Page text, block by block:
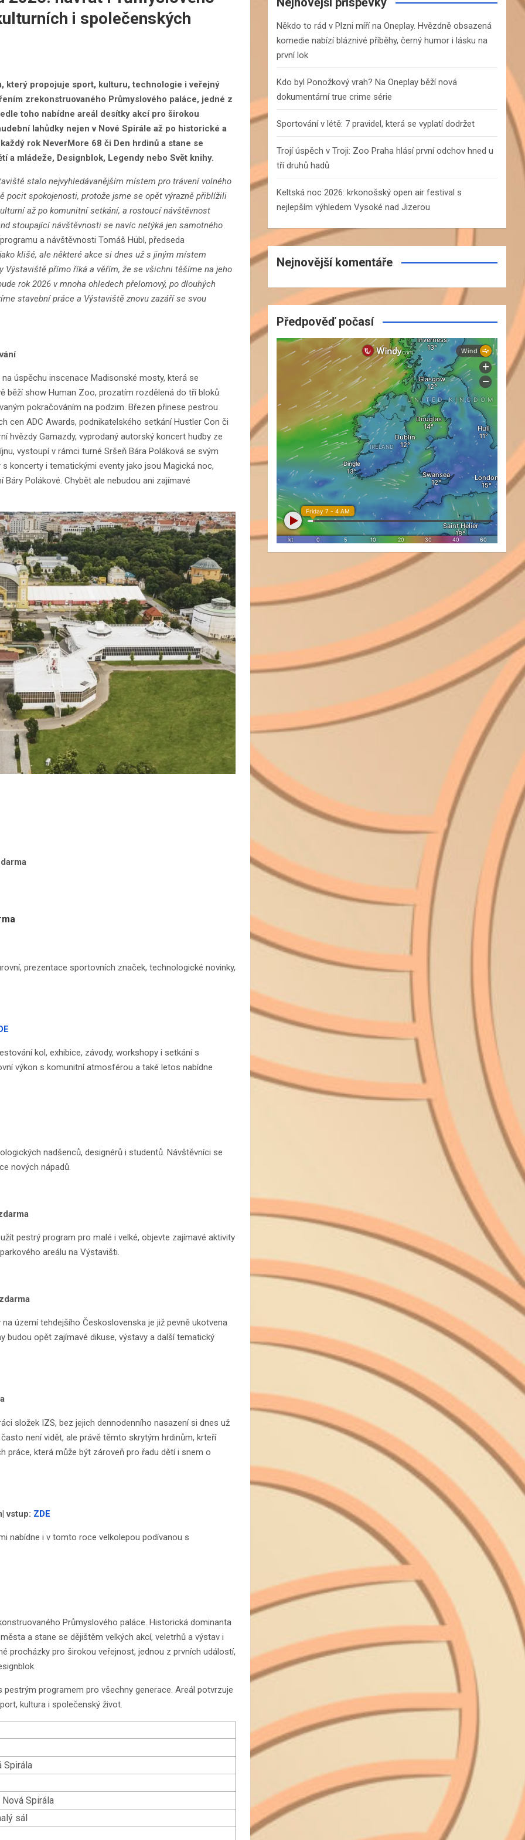
i společenských
který propojuje sport, kulturu, technologie i veřejný
zrekonstruovaného Průmyslového paláce, jedné z
toho nabídne areál desítky akcí pro širokou
lahůdky nejen v Nové Spirále až po historické a
rok NeverMore 68 či Den hrdinů a stane se
a mládeže, Designblok, Legendy nebo Svět knihy.
stalo nejvyhledávanějším místem pro trávení volného
pocit spokojenosti, protože jsme se opět výrazně přiblížili
až po komunitní setkání, a rostoucí návštěvnost
stoupající návštěvnosti se navíc netýká jen samotného
a návštěvnosti Tomáš Hübl, předseda
klišé, ale některé akce si dnes už s jiným místem
Výstaviště přímo říká a věřím, že se všichni těšíme na jeho
rok 2026 v mnoha ohledech přelomový, po dlouhých
stavební práce a Výstaviště znovu zazáří se svou
úspěchu inscenace Madisonské mosty, která se
běží show Human Zoo, prozatím rozdělená do tří bloků:
pokračováním na podzim. Březen přinese pestrou
cen ADC Awards, podnikatelského setkání Hustler Con či
hvězdy Gamazdy, vyprodaný autorský koncert hudby ze
vystoupí v rámci turné Sršeň Bára Poláková se svým
koncerty i tematickými eventy jako jsou Magická noc,
Polákové. Chybět ale nebudou ani zajímavé
prezentace sportovních značek, technologické novinky,
kol, exhibice, závody, workshopy i setkání s
výkon s komunitní atmosférou a také letos nabídne
nadšenců, designérů i studentů. Návštěvníci se
nových nápadů.
pestrý program pro malé i velké, objevte zajímavé aktivity
areálu na Výstavišti.
území tehdejšího Československa je již pevně ukotvena
budou opět zajímavé dikuse, výstavy a další tematický
složek IZS, bez jejich dennodenního nasazení si dnes už
není vidět, ale právě těmto skrytým hrdinům, krteří
práce, která může být zároveň pro řadu dětí i snem o
vstup: ZDE
nabídne i v tomto roce velkolepou podívanou s
Průmyslového paláce. Historická dominanta
a stane se dějištěm velkých akcí, veletrhů a výstav i
procházky pro širokou veřejnost, jednou z prvních událostí,
programem pro všechny generace. Areál potvrzuje
kultura i společenský život.
Spirála
Spirála
sál
Někdo to rád v Plzni míří na Oneplay. Hvězdně obsazená
komedie nabízí bláznivé příběhy, černý humor i lásku na
první lok
Kdo byl Ponožkový vrah? Na Oneplay běží nová
dokumentární true crime série
Sportování v létě: 7 pravidel, která se vyplatí dodržet
Trojí úspěch v Troji: Zoo Praha hlásí první odchov hned u
tří druhů hadů
Keltská noc 2026: krkonošský open air festival s
nejlepším výhledem Vysoké nad Jizerou
Nejnovější komentáře
Předpověď počasí